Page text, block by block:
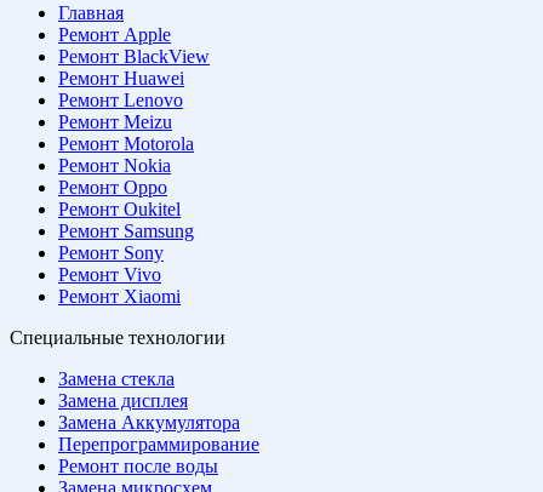
Главная
Ремонт Apple
Ремонт BlackView
Ремонт Huawei
Ремонт Lenovo
Ремонт Meizu
Ремонт Motorola
Ремонт Nokia
Ремонт Oppo
Ремонт Oukitel
Ремонт Samsung
Ремонт Sony
Ремонт Vivo
Ремонт Xiaomi
Специальные технологии
Замена стекла
Замена дисплея
Замена Аккумулятора
Перепрограммирование
Ремонт после воды
Замена микросхем